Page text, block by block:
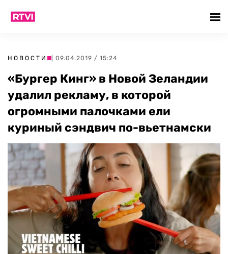
НОВОСТИ | 09.04.2019 / 15:24
«Бургер Кинг» в Новой Зеландии
удалил рекламу, в которой
огромными палочками ели
куриный сэндвич по-вьетнамски